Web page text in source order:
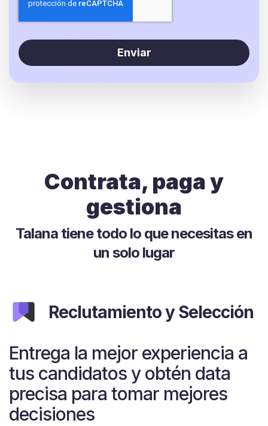
Contrata, paga y
gestiona
Talana tiene todo lo que necesitas en
un solo lugar
Reclutamiento y Selección
Entrega la mejor experiencia a
tus candidatos y obtén data
precisa para tomar mejores
decisiones